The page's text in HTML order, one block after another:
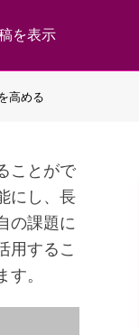
を表示
高める
ことがで
にし、長
の課題に
用するこ
。